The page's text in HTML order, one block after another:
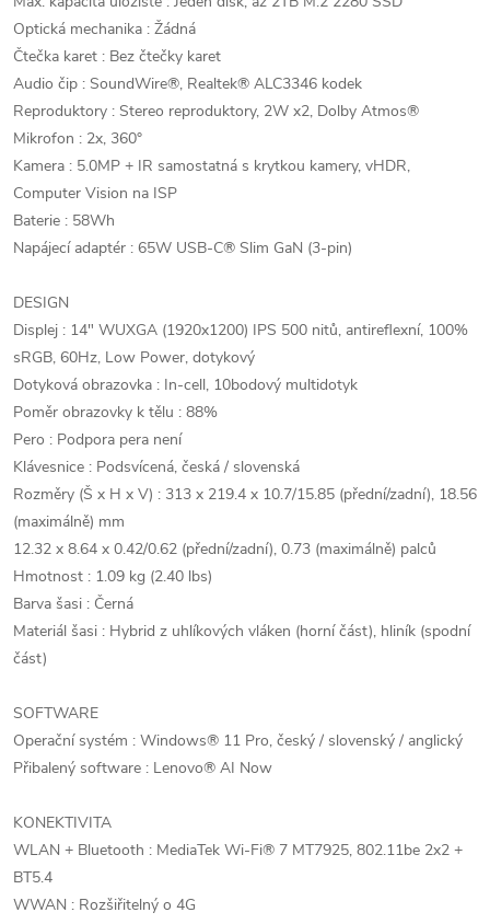
Optická mechanika : Žádná
Čtečka karet : Bez čtečky karet
Audio čip : SoundWire®, Realtek® ALC3346 kodek
Reproduktory : Stereo reproduktory, 2W x2, Dolby Atmos®
Mikrofon : 2x, 360°
Kamera : 5.0MP + IR samostatná s krytkou kamery, vHDR,
Computer Vision na ISP
Baterie : 58Wh
Napájecí adaptér : 65W USB-C® Slim GaN (3-pin)
DESIGN
Displej : 14" WUXGA (1920x1200) IPS 500 nitů, antireflexní, 100%
sRGB, 60Hz, Low Power, dotykový
Dotyková obrazovka : In-cell, 10bodový multidotyk
Poměr obrazovky k tělu : 88%
Pero : Podpora pera není
Klávesnice : Podsvícená, česká / slovenská
Rozměry (Š x H x V) : 313 x 219.4 x 10.7/15.85 (přední/zadní), 18.56
(maximálně) mm
12.32 x 8.64 x 0.42/0.62 (přední/zadní), 0.73 (maximálně) palců
Hmotnost : 1.09 kg (2.40 lbs)
Barva šasi : Černá
Materiál šasi : Hybrid z uhlíkových vláken (horní část), hliník (spodní
část)
SOFTWARE
Operační systém : Windows® 11 Pro, český / slovenský / anglický
Přibalený software : Lenovo® AI Now
KONEKTIVITA
WLAN + Bluetooth : MediaTek Wi-Fi® 7 MT7925, 802.11be 2x2 +
BT5.4
WWAN : Rozšiřitelný o 4G